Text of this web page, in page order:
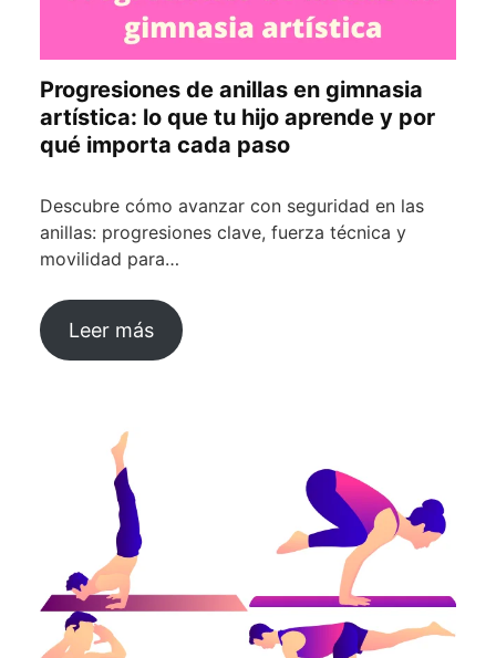
Progresiones de anillas en gimnasia
artística: lo que tu hijo aprende y por
qué importa cada paso
Descubre cómo avanzar con seguridad en las
anillas: progresiones clave, fuerza técnica y
movilidad para…
Leer más